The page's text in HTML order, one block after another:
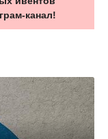
канал!